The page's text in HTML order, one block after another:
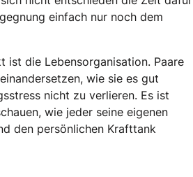
einfach nur noch dem
ist die Lebensorganisation. Paare
wie sie es gut
nicht zu verlieren. Es ist
wie jeder seine eigenen
den persönlichen Krafttank